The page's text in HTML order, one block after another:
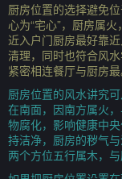
厨房位置的选择避免
心为“宅心”，厨房属
近入户门厨房最好靠
清理，同时也符合风
紧密相连餐厅与厨房最
厨房位置的风水讲究
在南面，因南方属火
物腐化，影响健康中
持洁净，厨房的秽气
两个方位五行属木，与